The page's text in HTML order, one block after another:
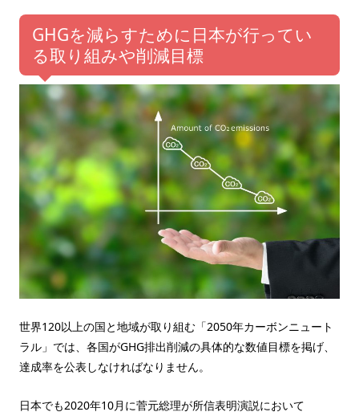
GHGを減らすために日本が行ってい
る取り組みや削減目標
世界120以上の国と地域が取り組む「2050年カーボンニュート
ラル」では、各国がGHG排出削減の具体的な数値目標を掲げ、
達成率を公表しなければなりません。
日本でも2020年10月に菅元総理が所信表明演説において